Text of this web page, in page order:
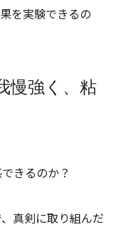
を実験できるの
慢強く、粘
きるのか？
真剣に取り組んだ